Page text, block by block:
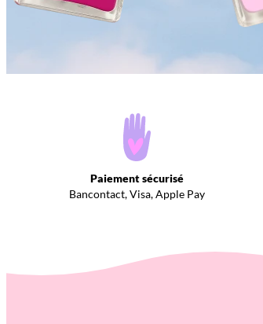
Paiement sécurisé
Bancontact, Visa, Apple Pay